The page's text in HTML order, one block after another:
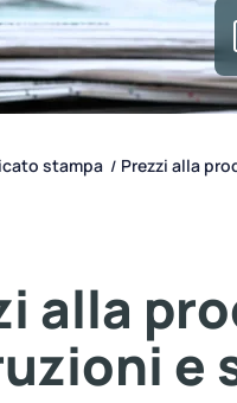
stampa / Prezzi alla
alla
e